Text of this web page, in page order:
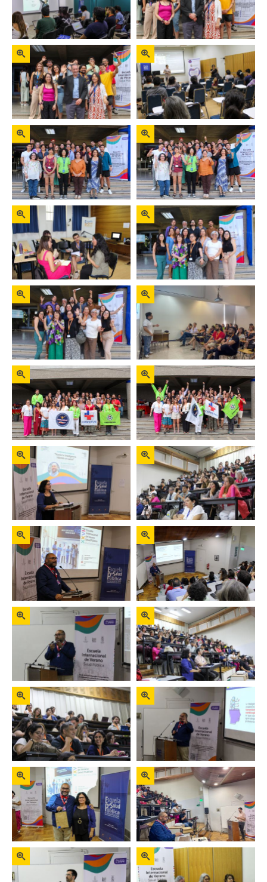
Zoom Zoom
Zoom Zoom
Zoom Zoom
Zoom Zoom
Zoom Zoom
Zoom Zoom
Zoom Zoom
Zoom Zoom
Zoom Zoom
Zoom Zoom
Zoom Zoom